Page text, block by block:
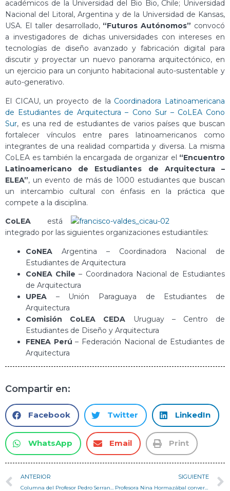
académicos de la Universidad del Bio Bio, Chile; Universidad
Nacional del Litoral, Argentina y de la Universidad de Kansas,
USA. El taller desarrollado, “Futuros Autónomos” convocó
a investigadores de dichas universidades con intereses en
tecnologías de diseño avanzado y fabricación digital para
discutir y proyectar un nuevo panorama arquitectónico, en
un ejercicio para un conjunto habitacional auto-sustentable y
auto-generativo.
El CICAU, un proyecto de la Coordinadora Latinoamericana
de Estudiantes de Arquitectura – Cono Sur – CoLEA Cono
Sur, es una red de estudiantes de varios países que buscan
fortalecer vínculos entre pares latinoamericanos como
integrantes de una realidad compartida y diversa. La misma
CoLEA es también la encargada de organizar el “Encuentro
Latinoamericano de Estudiantes de Arquitectura –
ELEA”, un evento de más de 1000 estudiantes que buscan
un intercambio cultural con énfasis en la práctica que
compete a la disciplina.
CoLEA está
integrado por las siguientes organizaciones estudiantiles:
CoNEA Argentina – Coordinadora Nacional de
Estudiantes de Arquitectura
CoNEA Chile – Coordinadora Nacional de Estudiantes
de Arquitectura
UPEA – Unión Paraguaya de Estudiantes de
Arquitectura
Comisión CoLEA CEDA Uruguay – Centro de
Estudiantes de Diseño y Arquitectura
FENEA Perú – Federación Nacional de Estudiantes de
Arquitectura
Compartir en:
Facebook Twitter LinkedIn
WhatsApp Email Print
ANTERIOR SIGUIENTE
Profesora Nina Hormazábal conversa con Constanza Santa María en Tele13 Radio